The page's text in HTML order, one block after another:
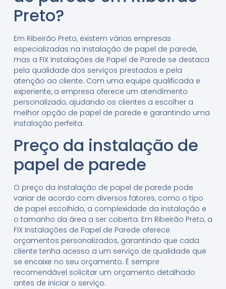
Preto?
Em Ribeirão Preto, existem várias empresas
especializadas na instalação de papel de parede,
mas a FIX Instalações de Papel de Parede se destaca
pela qualidade dos serviços prestados e pela
atenção ao cliente. Com uma equipe qualificada e
experiente, a empresa oferece um atendimento
personalizado, ajudando os clientes a escolher a
melhor opção de papel de parede e garantindo uma
instalação perfeita.
Preço da instalação de
papel de parede
O preço da instalação de papel de parede pode
variar de acordo com diversos fatores, como o tipo
de papel escolhido, a complexidade da instalação e
o tamanho da área a ser coberta. Em Ribeirão Preto, a
FIX Instalações de Papel de Parede oferece
orçamentos personalizados, garantindo que cada
cliente tenha acesso a um serviço de qualidade que
se encaixe no seu orçamento. É sempre
recomendável solicitar um orçamento detalhado
antes de iniciar o serviço.